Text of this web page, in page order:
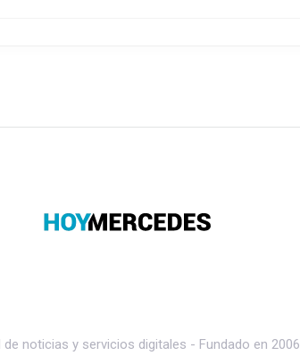
noticias y servicios digitales - Fundado en 2006